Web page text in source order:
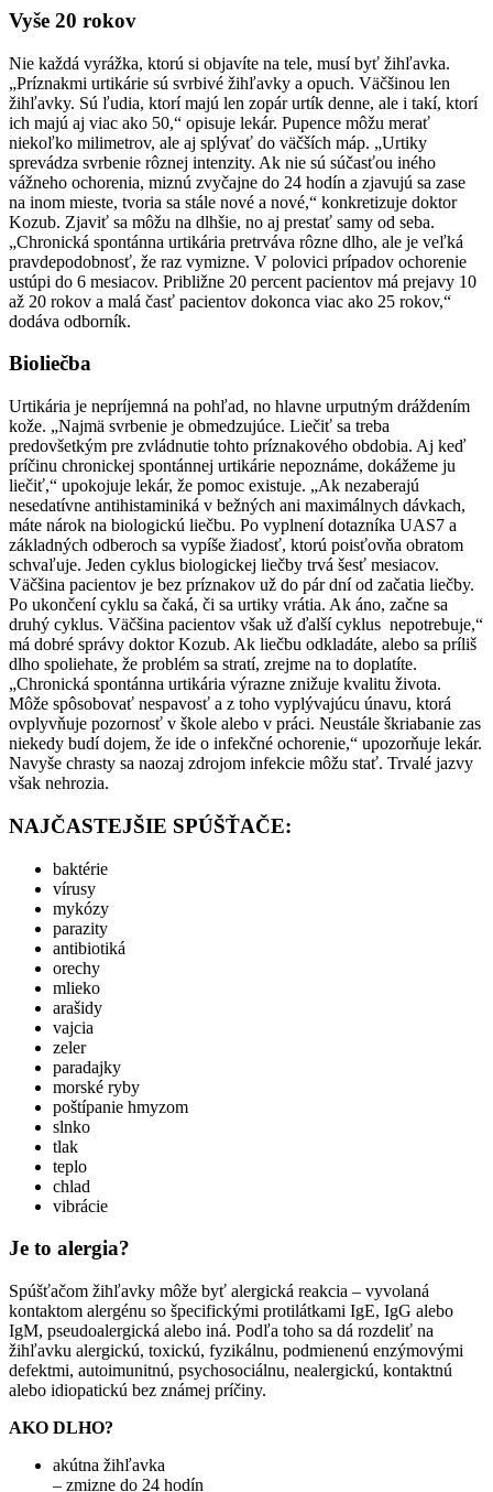
Vyše 20 rokov
Nie každá vyrážka, ktorú si objavíte na tele, musí byť žihľavka.
„Príznakmi urtikárie sú svrbivé žihľavky a opuch. Väčšinou len
žihľavky. Sú ľudia, ktorí majú len zopár urtík denne, ale i takí, ktorí
ich majú aj viac ako 50,“ opisuje lekár. Pupence môžu merať
niekoľko milimetrov, ale aj splývať do väčších máp. „Urtiky
sprevádza svrbenie rôznej intenzity. Ak nie sú súčasťou iného
vážneho ochorenia, miznú zvyčajne do 24 hodín a zjavujú sa zase
na inom mieste, tvoria sa stále nové a nové,“ konkretizuje doktor
Kozub. Zjaviť sa môžu na dlhšie, no aj prestať samy od seba.
„Chronická spontánna urtikária pretrváva rôzne dlho, ale je veľká
pravdepodobnosť, že raz vymizne. V polovici prípadov ochorenie
ustúpi do 6 mesiacov. Približne 20 percent pacientov má prejavy 10
až 20 rokov a malá časť pacientov dokonca viac ako 25 rokov,“
dodáva odborník.
Bioliečba
Urtikária je nepríjemná na pohľad, no hlavne urputným dráždením
kože. „Najmä svrbenie je obmedzujúce. Liečiť sa treba
predovšetkým pre zvládnutie tohto príznakového obdobia. Aj keď
príčinu chronickej spontánnej urtikárie nepoznáme, dokážeme ju
liečiť,“ upokojuje lekár, že pomoc existuje. „Ak nezaberajú
nesedatívne antihistaminiká v bežných ani maximálnych dávkach,
máte nárok na biologickú liečbu. Po vyplnení dotazníka UAS7 a
základných odberoch sa vypíše žiadosť, ktorú poisťovňa obratom
schvaľuje. Jeden cyklus biologickej liečby trvá šesť mesiacov.
Väčšina pacientov je bez príznakov už do pár dní od začatia liečby.
Po ukončení cyklu sa čaká, či sa urtiky vrátia. Ak áno, začne sa
druhý cyklus. Väčšina pacientov však už ďalší cyklus nepotrebuje,“
má dobré správy doktor Kozub. Ak liečbu odkladáte, alebo sa príliš
dlho spoliehate, že problém sa stratí, zrejme na to doplatíte.
„Chronická spontánna urtikária výrazne znižuje kvalitu života.
Môže spôsobovať nespavosť a z toho vyplývajúcu únavu, ktorá
ovplyvňuje pozornosť v škole alebo v práci. Neustále škriabanie zas
niekedy budí dojem, že ide o infekčné ochorenie,“ upozorňuje lekár.
Navyše chrasty sa naozaj zdrojom infekcie môžu stať. Trvalé jazvy
však nehrozia.
NAJČASTEJŠIE SPÚŠŤAČE:
baktérie
vírusy
mykózy
parazity
antibiotiká
orechy
mlieko
arašidy
vajcia
zeler
paradajky
morské ryby
poštípanie hmyzom
slnko
tlak
teplo
chlad
vibrácie
Je to alergia?
Spúšťačom žihľavky môže byť alergická reakcia – vyvolaná
kontaktom alergénu so špecifickými protilátkami IgE, IgG alebo
IgM, pseudoalergická alebo iná. Podľa toho sa dá rozdeliť na
žihľavku alergickú, toxickú, fyzikálnu, podmienenú enzýmovými
defektmi, autoimunitnú, psychosociálnu, nealergickú, kontaktnú
alebo idiopatickú bez známej príčiny.
AKO DLHO?
akútna žihľavka
– zmizne do 24 hodín